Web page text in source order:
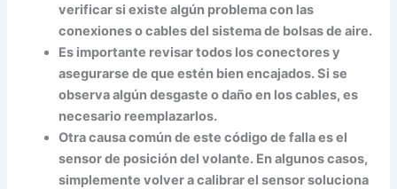
verificar si existe algún problema con las
conexiones o cables del sistema de bolsas de aire.
Es importante revisar todos los conectores y
asegurarse de que estén bien encajados. Si se
observa algún desgaste o daño en los cables, es
necesario reemplazarlos.
Otra causa común de este código de falla es el
sensor de posición del volante. En algunos casos,
simplemente volver a calibrar el sensor soluciona